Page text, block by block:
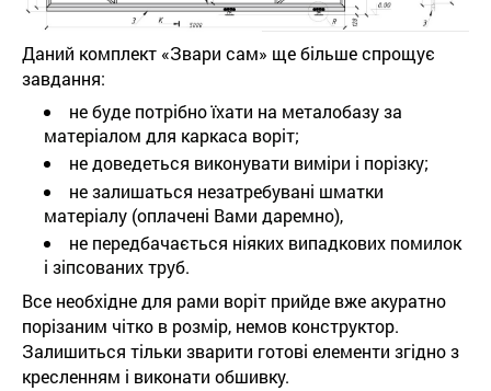
Даний комплект «Звари сам» ще більше спрощує
завдання:
не буде потрібно їхати на металобазу за
матеріалом для каркаса воріт;
не доведеться виконувати виміри і порізку;
не залишаться незатребувані шматки
матеріалу (оплачені Вами даремно),
не передбачається ніяких випадкових помилок
і зіпсованих труб.
Все необхідне для рами воріт прийде вже акуратно
порізаним чітко в розмір, немов конструктор.
Залишиться тільки зварити готові елементи згідно з
кресленням і виконати обшивку.